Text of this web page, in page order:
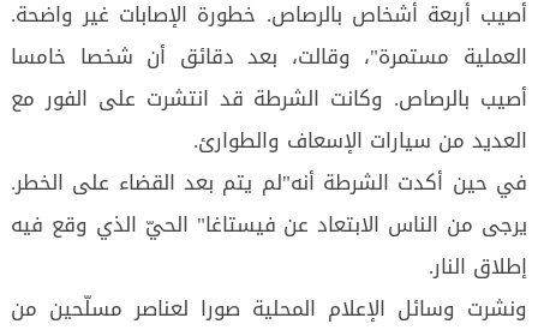
أصيب أربعة أشخاص بالرصاص. خطورة الإصابات غير واضحة.
العملية مستمرة"، وقالت، بعد دقائق أن شخصا خامسا
أصيب بالرصاص. وكانت الشرطة قد انتشرت على الفور مع
العديد من سيارات الإسعاف والطوارئ.
في حين أكدت الشرطة أنه"لم يتم بعد القضاء على الخطر.
يرجى من الناس الابتعاد عن فيستاغا" الحيّ الذي وقع فيه
إطلاق النار.
ونشرت وسائل الإعلام المحلية صورا لعناصر مسلّحين من